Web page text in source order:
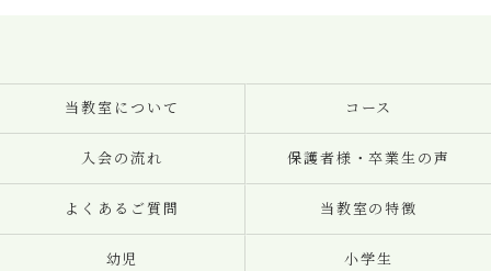
当教室について コース
入会の流れ 保護者様・卒業生の声
よくあるご質問 当教室の特徴
幼児 小学生